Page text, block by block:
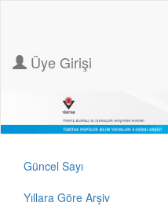
Üye Girişi
Güncel Sayı
Yıllara Göre Arşiv